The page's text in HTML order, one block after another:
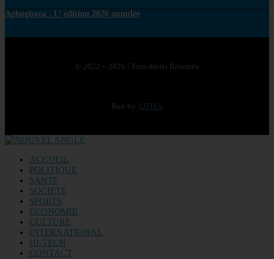
Agbogboza : L’ édition 2026 annulée
© 2022 – 2026 | Tous droits Réservés
Run by OTIYA
ACCUEIL
POLITIQUE
SANTE
SOCIETE
SPORTS
ECONOMIE
CULTURE
INTERNATIONAL
HI-TECH
CONTACT